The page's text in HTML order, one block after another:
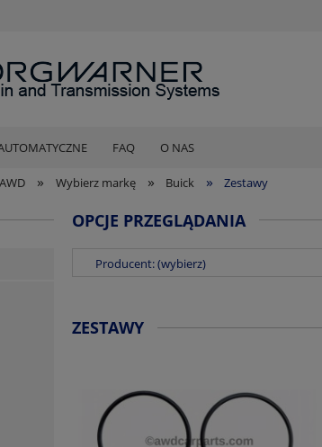
FAQ O NAS
» Wybierz markę » Buick » Zestawy
OPCJE PRZEGLĄDANIA
Producent: (wybierz)
ZESTAWY